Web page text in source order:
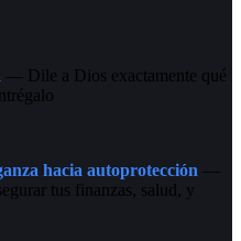
— Dile a Dios exactamente qué
hacia autoprotección —
tus finanzas, salud, y